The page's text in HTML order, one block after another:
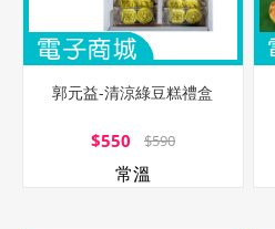
郭元益-清涼綠豆糕禮盒
$550 $590
常溫